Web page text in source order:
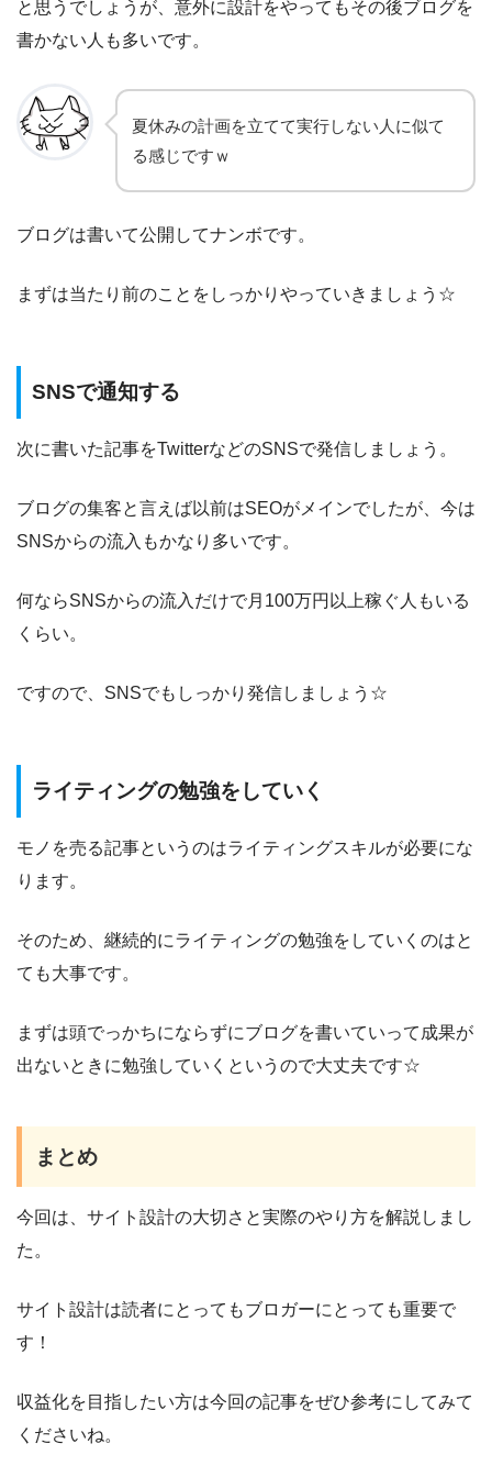
と思うでしょうが、意外に設計をやってもその後ブログを
書かない人も多いです。
夏休みの計画を立てて実行しない人に似て
る感じですｗ
ブログは書いて公開してナンボです。
まずは当たり前のことをしっかりやっていきましょう☆
SNSで通知する
次に書いた記事をTwitterなどのSNSで発信しましょう。
ブログの集客と言えば以前はSEOがメインでしたが、今は
SNSからの流入もかなり多いです。
何ならSNSからの流入だけで月100万円以上稼ぐ人もいる
くらい。
ですので、SNSでもしっかり発信しましょう☆
ライティングの勉強をしていく
モノを売る記事というのはライティングスキルが必要にな
ります。
そのため、継続的にライティングの勉強をしていくのはと
ても大事です。
まずは頭でっかちにならずにブログを書いていって成果が
出ないときに勉強していくというので大丈夫です☆
まとめ
今回は、サイト設計の大切さと実際のやり方を解説しまし
た。
サイト設計は読者にとってもブロガーにとっても重要で
す！
収益化を目指したい方は今回の記事をぜひ参考にしてみて
くださいね。